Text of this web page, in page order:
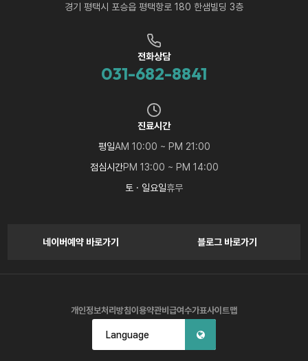
경기 평택시 포승읍 평택항로 180 한샘빌딩 3층
전화상담
031-682-8841
진료시간
평일AM 10:00 ~ PM 21:00
점심시간PM 13:00 ~ PM 14:00
토 · 일요일휴무
네이버예약 바로가기 블로그 바로가기
개인정보처리방침이용약관비급여수가표사이트맵
Language